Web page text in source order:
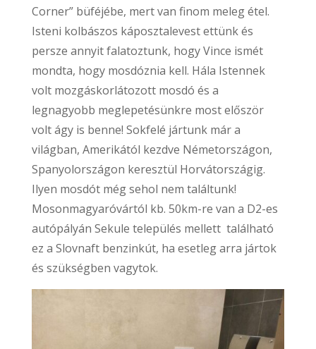
Corner” büféjébe, mert van finom meleg étel.
Isteni kolbászos káposztalevest ettünk és
persze annyit falatoztunk, hogy Vince ismét
mondta, hogy mosdóznia kell. Hála Istennek
volt mozgáskorlátozott mosdó és a
legnagyobb meglepetésünkre most először
volt ágy is benne! Sokfelé jártunk már a
világban, Amerikától kezdve Németországon,
Spanyolországon keresztül Horvátországig.
Ilyen mosdót még sehol nem találtunk!
Mosonmagyaróvártól kb. 50km-re van a D2-es
autópályán Sekule település mellett található
ez a Slovnaft benzinkút, ha esetleg arra jártok
és szükségben vagytok.